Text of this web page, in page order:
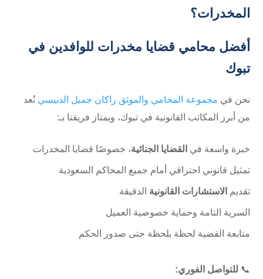
المخدرات؟
أفضل محامي قضايا مخدرات للوافدين في
تبوك
نحن في مجموعة المحامي والموثق راكان جميل الدبيسي نُعد
من أبرز المكاتب القانونية في تبوك، ويمتاز فريقنا بـ:
خبرة واسعة في القضايا الجنائية، خصوصًا قضايا المخدرات
تمثيل قانوني احترافي أمام جميع المحاكم السعودية
تقديم الاستشارات القانونية الدقيقة
السرية التامة وحماية خصوصية العميل
متابعة القضية لحظة بلحظة حتى صدور الحكم
📞 للتواصل الفوري: